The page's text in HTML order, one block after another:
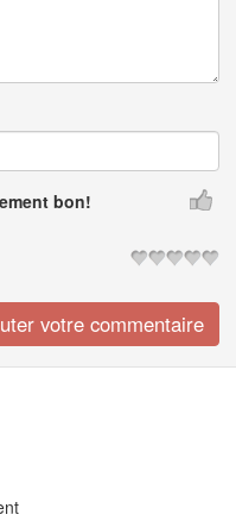
bon!